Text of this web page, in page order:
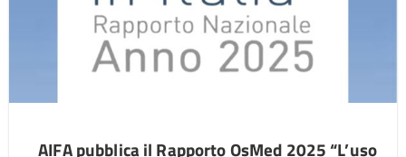
AIFA pubblica il Rapporto OsMed 2025 “L’uso